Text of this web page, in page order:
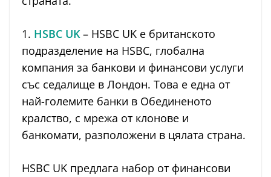
1. HSBC UK– HSBC UK е британското
подразделение на HSBC, глобална
компания за банкови и финансови услуги
със седалище в Лондон. Това е една от
най-големите банки в Обединеното
кралство, с мрежа от клонове и
банкомати, разположени в цялата страна.
HSBC UK предлага набор от финансови